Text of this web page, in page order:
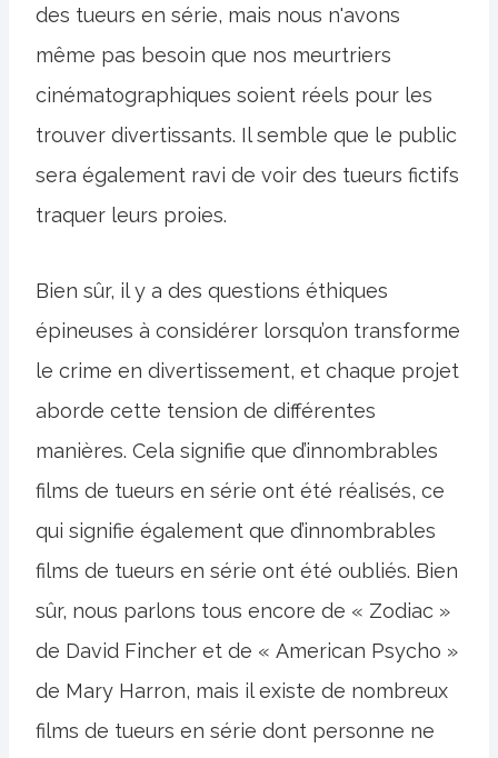
des tueurs en série, mais nous n'avons
même pas besoin que nos meurtriers
cinématographiques soient réels pour les
trouver divertissants. Il semble que le public
sera également ravi de voir des tueurs fictifs
traquer leurs proies.
Bien sûr, il y a des questions éthiques
épineuses à considérer lorsqu’on transforme
le crime en divertissement, et chaque projet
aborde cette tension de différentes
manières. Cela signifie que d’innombrables
films de tueurs en série ont été réalisés, ce
qui signifie également que d’innombrables
films de tueurs en série ont été oubliés. Bien
sûr, nous parlons tous encore de « Zodiac »
de David Fincher et de « American Psycho »
de Mary Harron, mais il existe de nombreux
films de tueurs en série dont personne ne